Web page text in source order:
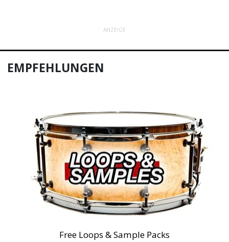
ANZEIGE
EMPFEHLUNGEN
Free Loops & Sample Packs